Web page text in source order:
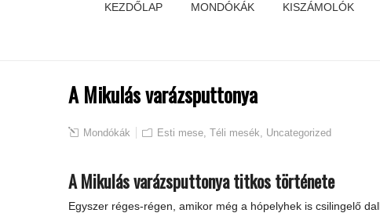
KEZDŐLAP MONDÓKÁK KISZÁMOLÓK
A Mikulás varázsputtonya
Mondókák Esti mese, Téli mesék, Uncategorized
A Mikulás varázsputtonya titkos története
Egyszer réges-régen, amikor még a hópelyhek is csilingelő